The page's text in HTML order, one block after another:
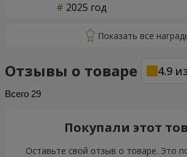
2025 год
Отзывы о товаре 4.9
Всего 29
Покупали этот
Оставьте свой отзыв о товаре. Это